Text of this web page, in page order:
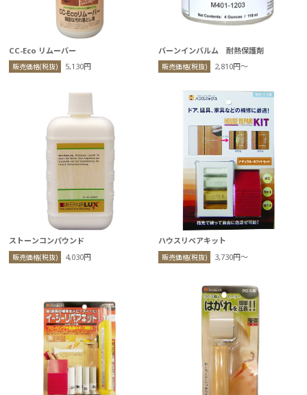
CC-Eco リムーバー
販売価格(税抜) 5,130円
バーンインバルム 耐熱保護剤
販売価格(税抜) 2,810円〜
ストーンコンパウンド
販売価格(税抜) 4,030円
ハウスリペアキット
販売価格(税抜) 3,730円〜